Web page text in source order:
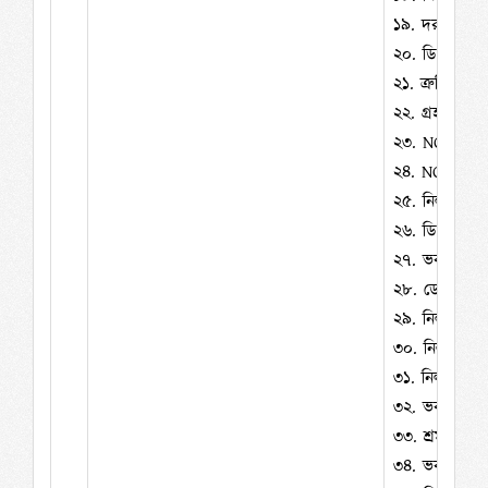
১৯.দর
২০.
২১.ত্রুটিপূর্ণ
২২.
২৩. NOA
২৪. NOA
২৫.নিলাম
২৬.
২৭.ভবন
২৮.
২৯.নিলামকৃত
৩০.নিলামকৃত
৩১.নিলামকৃত
৩২.ভবন
৩৩.শ্রম আইন
৩৪.ভবন